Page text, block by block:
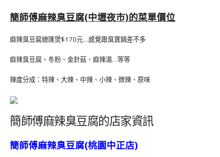
簡師傅麻辣臭豆腐(中壢夜市)的菜單價位
麻辣臭豆腐總匯煲$170元…感覺跟臭寶鍋差不多
麻辣臭豆腐、冬粉、金針菇、麻辣湯…等等
辣度分成：特辣、大辣、中辣、小辣、微辣、原味
簡師傅麻辣臭豆腐的店家資訊
簡師傅麻辣臭豆腐(桃園中正店)